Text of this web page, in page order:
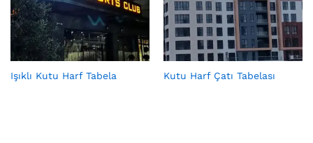
Işıklı Kutu Harf Tabela Kutu Harf Çatı Tabelası